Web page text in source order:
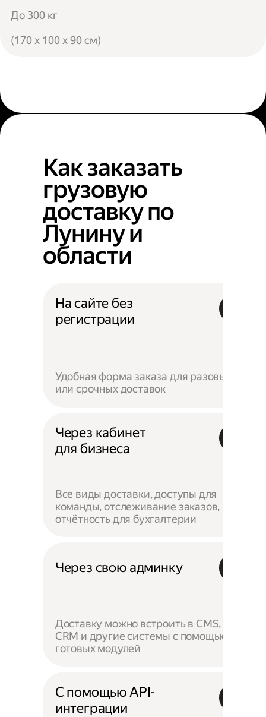
До 300 кг
(170 x 100 x 90 см)
Как заказать
грузовую
доставку по
Лунину и
области
На сайте без
регистрации
Удобная форма заказа для разовых
или срочных доставок
Через кабинет
для бизнеса
Все виды доставки, доступы для
команды, отслеживание заказов,
отчётность для бухгалтерии
Через свою админку
Доставку можно встроить в CMS,
CRM и другие системы с помощью
готовых модулей
С помощью API-
интеграции